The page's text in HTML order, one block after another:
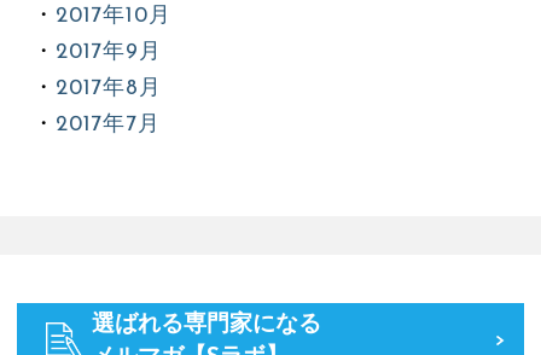
2017年10月
2017年9月
2017年8月
2017年7月
選ばれる専門家になる